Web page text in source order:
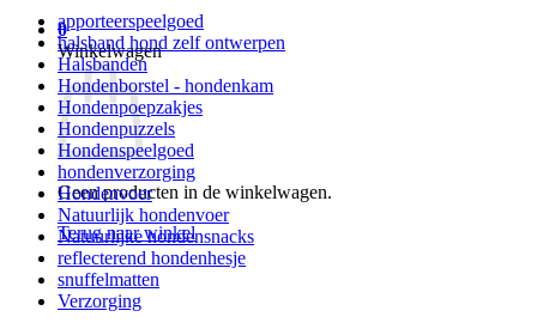
0
Winkelwagen
Geen producten in de winkelwagen.
Terug naar winkel
apporteerspeelgoed
halsband hond zelf ontwerpen
Halsbanden
Hondenborstel - hondenkam
Hondenpoepzakjes
Hondenpuzzels
Hondenspeelgoed
hondenverzorging
Hondenvoer
Natuurlijk hondenvoer
Natuurlijke hondensnacks
reflecterend hondenhesje
snuffelmatten
Verzorging